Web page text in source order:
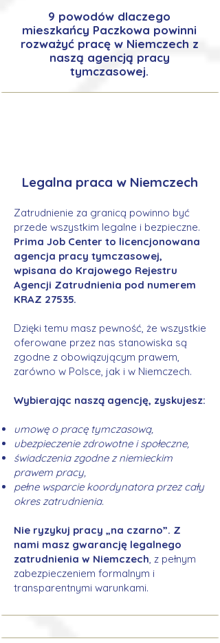
9 powodów dlaczego
mieszkańcy Paczkowa powinni
rozważyć pracę w Niemczech z
naszą agencją pracy
tymczasowej.
Legalna praca w Niemczech
Zatrudnienie za granicą powinno być
przede wszystkim legalne i bezpieczne.
Prima Job Center to licencjonowana
agencja pracy tymczasowej,
wpisana do Krajowego Rejestru
Agencji Zatrudnienia pod numerem
KRAZ 27535.
Dzięki temu masz pewność, że wszystkie
oferowane przez nas stanowiska są
zgodne z obowiązującym prawem,
zarówno w Polsce, jak i w Niemczech.
Wybierając naszą agencję, zyskujesz:
umowę o pracę tymczasową,
ubezpieczenie zdrowotne i społeczne,
świadczenia zgodne z niemieckim
prawem pracy,
pełne wsparcie koordynatora przez cały
okres zatrudnienia.
Nie ryzykuj pracy „na czarno”. Z
nami masz gwarancję legalnego
zatrudnienia w Niemczech, z pełnym
zabezpieczeniem formalnym i
transparentnymi warunkami.